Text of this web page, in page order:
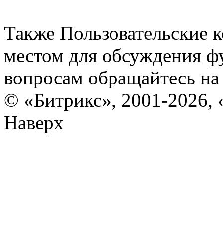
Также Пользовательские
местом для обсуждения
вопросам обращайтесь
© «Битрикс», 2001-2026,
Наверх